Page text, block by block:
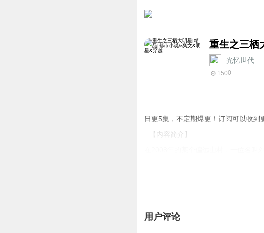
重生之三栖
光忆世代
1500
日更5集，不定期爆更！订阅可以收到
【内容简介】
在2008年的某个偏远山村，一位名叫
响着他们的成长。然而，在即将结束
的世界，刘廉的目标是重新开启人生
用户评论